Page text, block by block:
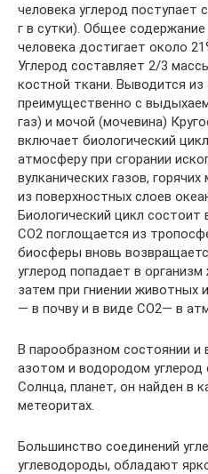
человека углерод поступает
г в сутки). Общее содержание
человека достигает около
Углерод составляет 2/3
костной ткани. Выводится из
преимущественно с
газ) и мочой (мочевина)
включает биологический
атмосферу при сгорании
вулканических газов,
из поверхностных слоев
Биологический цикл состоит
СО2 поглощается из
биосферы вновь
углерод попадает в
затем при гниении животных
— в почву и в виде СО2— в
В парообразном состоянии и
азотом и водородом
Солнца, планет, он найден в
метеоритах.
Большинство соединений
углеводороды, обладают